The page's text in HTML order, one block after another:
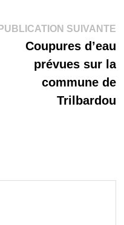
PUBLICATION SUIVANTE
Coupures d’eau
prévues sur la
commune de
Trilbardou